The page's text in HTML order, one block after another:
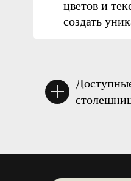
цветов и
создать